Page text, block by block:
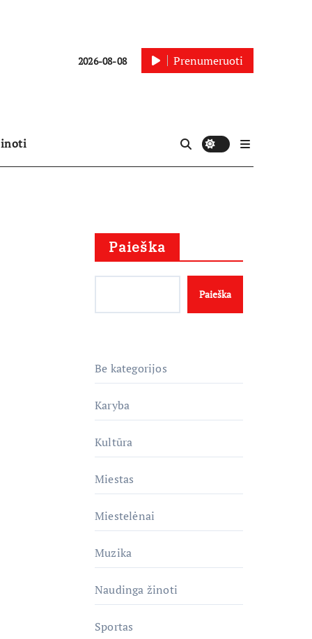
2026-08-08 Prenumeruoti
Paieška
Paieška
Be kategorijos
Karyba
Kultūra
Miestas
Miestelėnai
Muzika
Naudinga žinoti
Sportas